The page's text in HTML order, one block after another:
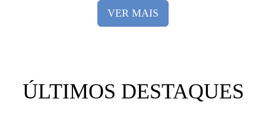
VER MAIS
ÚLTIMOS DESTAQUES